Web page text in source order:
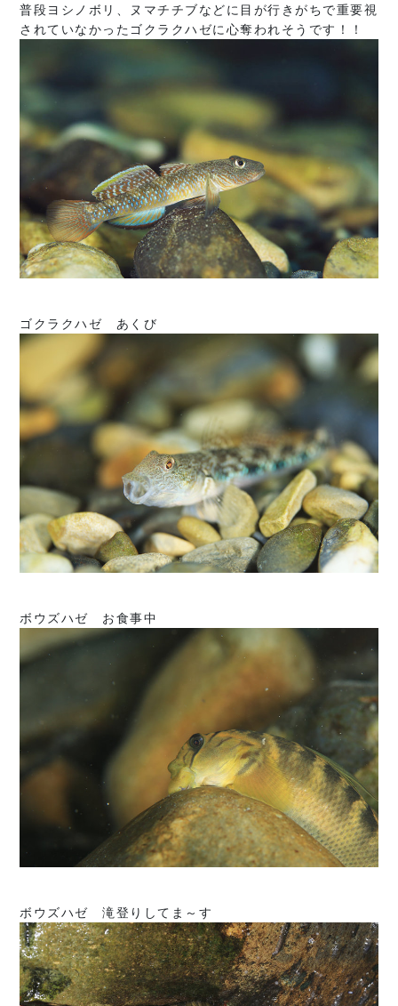
普段ヨシノボリ、ヌマチチブなどに目が行きがちで重要視
されていなかったゴクラクハゼに心奪われそうです！！
ゴクラクハゼ あくび
ボウズハゼ お食事中
ボウズハゼ 滝登りしてま～す